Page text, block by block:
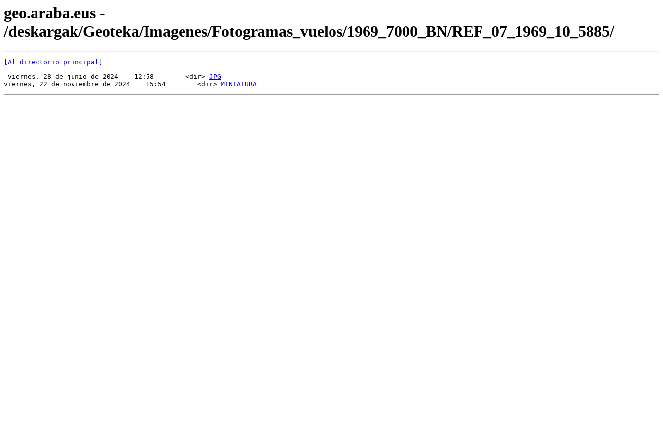
geo.araba.eus -
/deskargak/Geoteka/Imagenes/Fotogramas_vuelos/1969_7000_BN/REF_07_1969_10_5885/
[Al directorio principal]
viernes, 28 de junio de 2024    12:58        <dir> JPG
viernes, 22 de noviembre de 2024    15:54        <dir> MINIATURA